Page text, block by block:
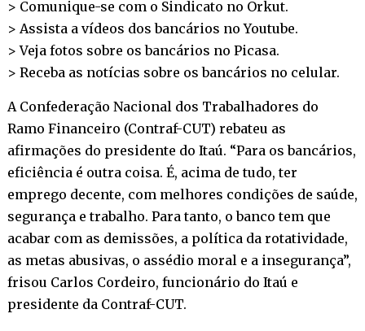
> Comunique-se com o Sindicato no Orkut.
> Assista a vídeos dos bancários noYoutube.
> Veja fotos sobre os bancários no Picasa.
> Receba as notícias sobre os bancários no celular.
A Confederação Nacional dos Trabalhadores do
Ramo Financeiro (Contraf-CUT) rebateu as
afirmações do presidente do Itaú. “Para os bancários,
eficiência é outra coisa. É, acima de tudo, ter
emprego decente, com melhores condições de saúde,
segurança e trabalho. Para tanto, o banco tem que
acabar com as demissões, a política da rotatividade,
as metas abusivas, o assédio moral e a insegurança”,
frisou Carlos Cordeiro, funcionário do Itaú e
presidente da Contraf-CUT.